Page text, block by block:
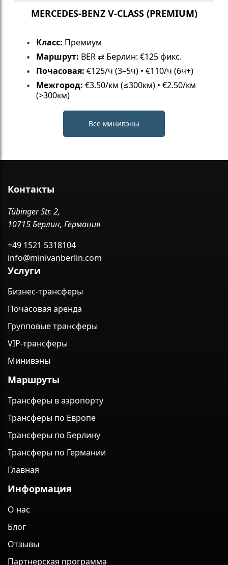
MERCEDES-BENZ V-CLASS (PREMIUM)
Класс: Премиум
Маршрут: BER ⇄ Берлин: €125 фикс.
Почасовая: €125/ч (3–5ч) • €110/ч (6ч+)
Межгород: €3.50/км (≤300км) • €2.50/км
(>300км)
Все минивэны
Контакты
Tübinger Str. 2,
10715 Берлин, Германия
+49 1521 5318104
info@minivanberlin.com
Услуги
Бизнес-трансферы
Почасовая аренда
Групповые трансферы
VIP-трансферы
Минивэны
Маршруты
Трансферы в аэропорту
Трансферы по Европе
Трансферы по Берлину
Трансферы по Германии
Главная
Информация
О нас
Блог
Отзывы
Партнерская программа